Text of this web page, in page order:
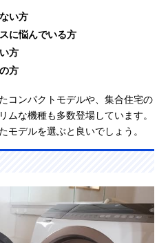
い方
に悩んでいる方
方
方
コンパクトモデルや、集合住宅の
ムな機種も多数登場しています。
モデルを選ぶと良いでしょう。